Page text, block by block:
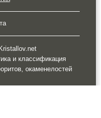
и классификация
окаменелостей